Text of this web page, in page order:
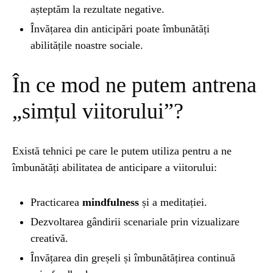
așteptăm la rezultate negative.
Învățarea din anticipări poate îmbunătăți
abilitățile noastre sociale.
În ce mod ne putem antrena
„simțul viitorului”?
Există tehnici pe care le putem utiliza pentru a ne
îmbunătăți abilitatea de anticipare a viitorului:
Practicarea mindfulness și a meditației.
Dezvoltarea gândirii scenariale prin vizualizare
creativă.
Învățarea din greșeli și îmbunătățirea continuă